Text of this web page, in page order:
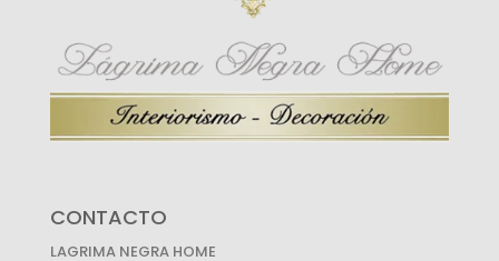
CONTACTO
LAGRIMA NEGRA HOME